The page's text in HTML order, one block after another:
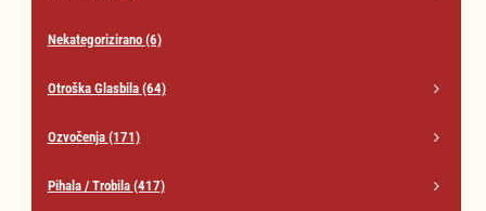
Nekategorizirano (6)
Otroška Glasbila (64)
Ozvočenja (171)
Pihala / Trobila (417)